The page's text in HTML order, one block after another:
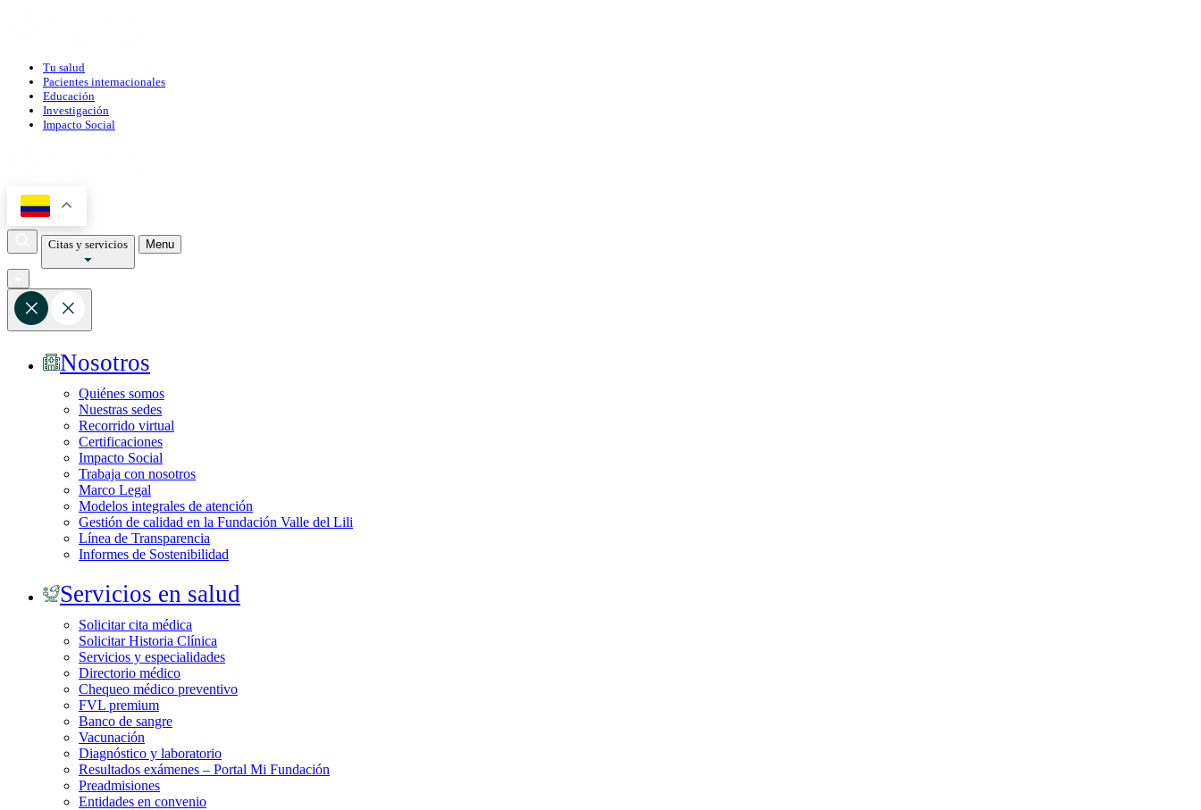
Tu salud
Pacientes internacionales
Educación
Investigación
Impacto Social
Citas y servicios Menu
Nosotros
Quiénes somos
Nuestras sedes
Recorrido virtual
Certificaciones
Impacto Social
Trabaja con nosotros
Marco Legal
Modelos integrales de atención
Gestión de calidad en la Fundación Valle del Lili
Línea de Transparencia
Informes de Sostenibilidad
Servicios en salud
Solicitar cita médica
Solicitar Historia Clínica
Servicios y especialidades
Directorio médico
Chequeo médico preventivo
FVL premium
Banco de sangre
Vacunación
Diagnóstico y laboratorio
Resultados exámenes – Portal Mi Fundación
Preadmisiones
Entidades en convenio